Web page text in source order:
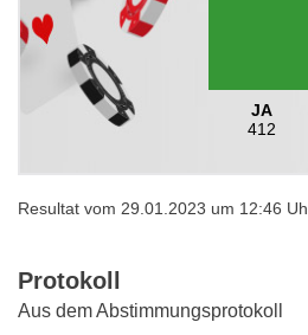
JA
412
Resultat vom 29.01.2023 um 12:46
Protokoll
Aus dem Abstimmungsprotokoll